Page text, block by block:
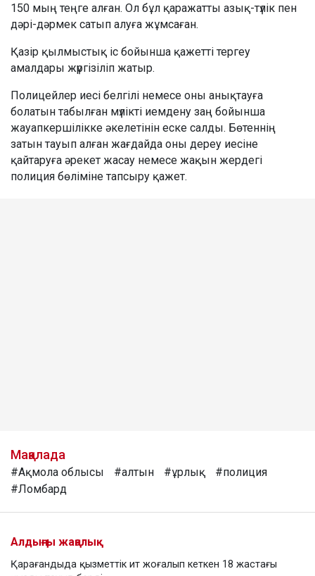
150 мың теңге алған. Ол бұл қаражатты азық-түлік пен
дәрі-дәрмек сатып алуға жұмсаған.
Қазір қылмыстық іс бойынша қажетті тергеу
амалдары жүргізіліп жатыр.
Полицейлер иесі белгілі немесе оны анықтауға
болатын табылған мүлікті иемдену заң бойынша
жауапкершілікке әкелетінін еске салды. Бөтеннің
затын тауып алған жағдайда оны дереу иесіне
қайтаруға әрекет жасау немесе жақын жердегі
полиция бөліміне тапсыру қажет.
Мақалада
#Ақмола облысы #алтын #ұрлық
#полиция
#Ломбард
Алдыңғы жаңалық
Қарағандыда қызметтік ит жоғалып кеткен 18 жастағы